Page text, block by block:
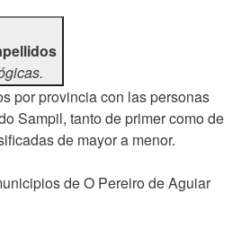
por provincia con las personas
Sampil, tanto de primer como de
de mayor a menor.
de O Pereiro de Aguiar